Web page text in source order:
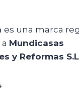
es una marca
Mundicasas
y Reformas